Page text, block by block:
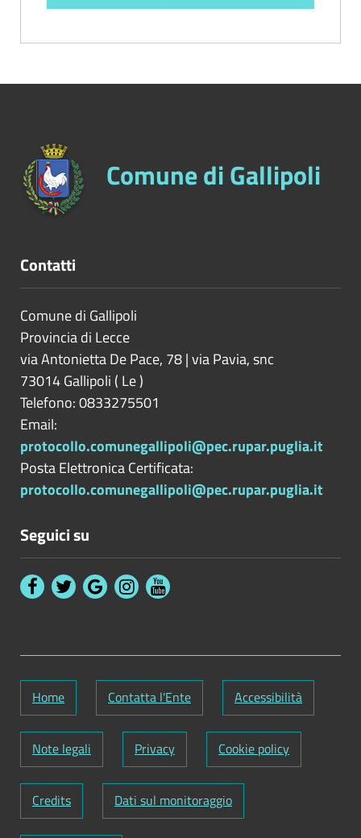
Comune di Gallipoli
Contatti
Comune di Gallipoli
Provincia di Lecce
via Antonietta De Pace, 78 | via Pavia, snc
73014Gallipoli ( Le)
Telefono: 0833275501
Email:
protocollo.comunegallipoli@pec.rupar.puglia.it
Posta Elettronica Certificata:
protocollo.comunegallipoli@pec.rupar.puglia.it
Seguici su
Home Contatta l'Ente Accessibilità
Note legali Privacy Cookie policy
Credits Dati sul monitoraggio